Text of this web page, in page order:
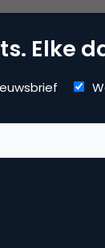
naar 47,
Elke